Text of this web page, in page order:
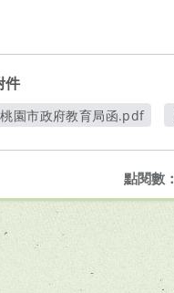
件
桃園市政府教育局函.pdf
點閱數：